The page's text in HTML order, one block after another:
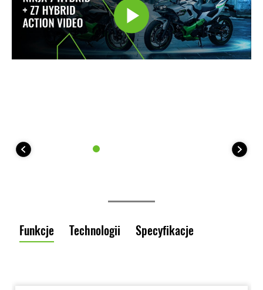
Funkcje Technologii Specyfikacje